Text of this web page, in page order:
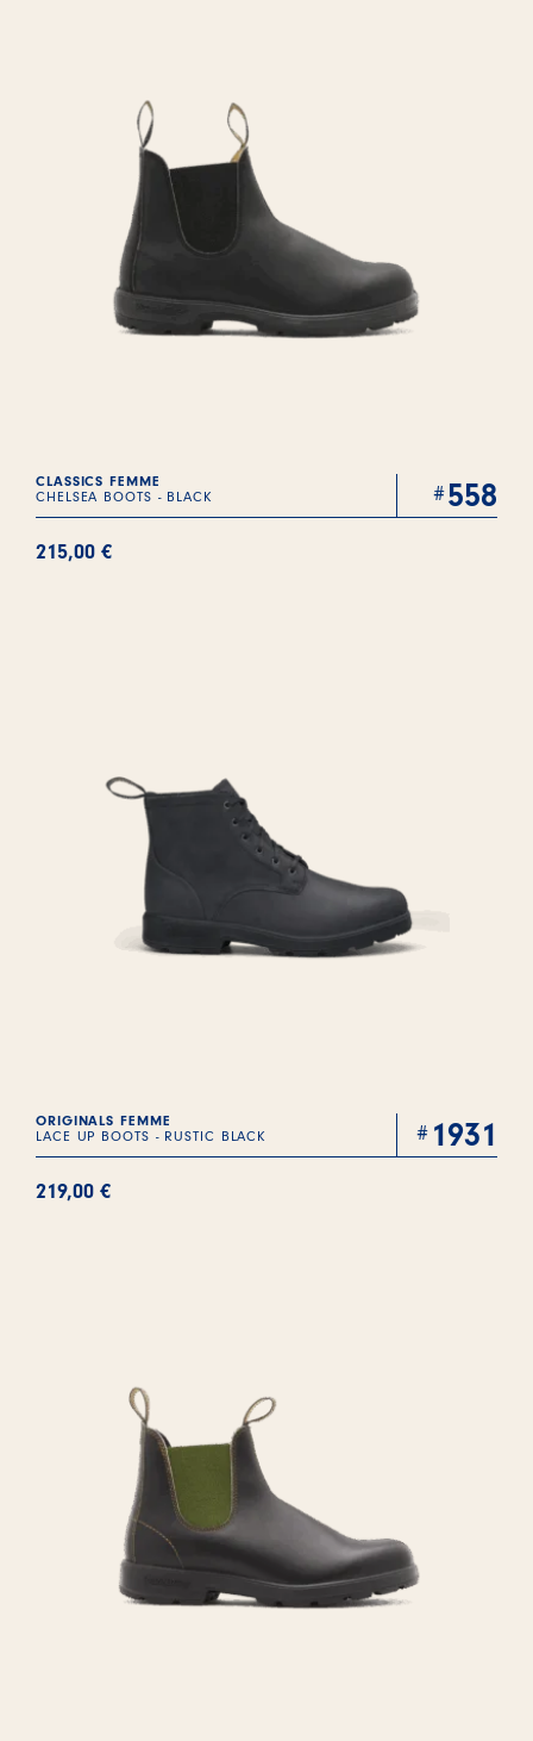
CLASSICS FEMME
CHELSEA BOOTS - BLACK 558
215,00 €
ORIGINALS FEMME
LACE UP BOOTS - RUSTIC BLACK 1931
219,00 €